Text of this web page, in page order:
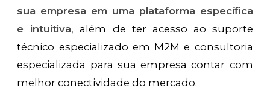
sua empresa em uma plataforma específica
e intuitiva, além de ter acesso ao suporte
técnico especializado em M2M e consultoria
especializada para sua empresa contar com
melhor conectividade do mercado.